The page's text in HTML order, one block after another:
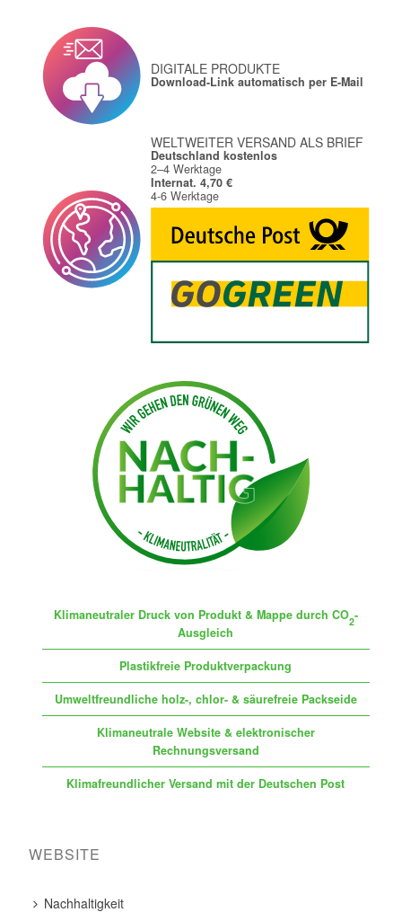
DIGITALE PRODUKTE
Download-Link automatisch per E-Mail
WELTWEITER VERSAND ALS BRIEF
Deutschland kostenlos
2–4 Werktage
Internat. 4,70 €
4-6 Werktage
Klimaneutraler Druck von Produkt & Mappe durch CO2-
Ausgleich
Plastikfreie Produktverpackung
Umweltfreundliche holz-, chlor- & säurefreie Packseide
Klimaneutrale Website & elektronischer
Rechnungsversand
Klimafreundlicher Versand mit der Deutschen Post
WEBSITE
Nachhaltigkeit